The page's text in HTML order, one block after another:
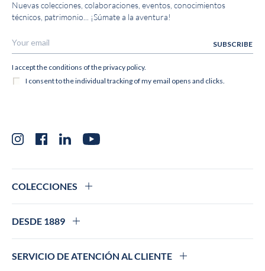
Nuevas colecciones, colaboraciones, eventos, conocimientos
técnicos, patrimonio... ¡Súmate a la aventura!
InstagramFacebookLinkedInYouTube
COLECCIONES
DESDE 1889
SERVICIO DE ATENCIÓN AL CLIENTE